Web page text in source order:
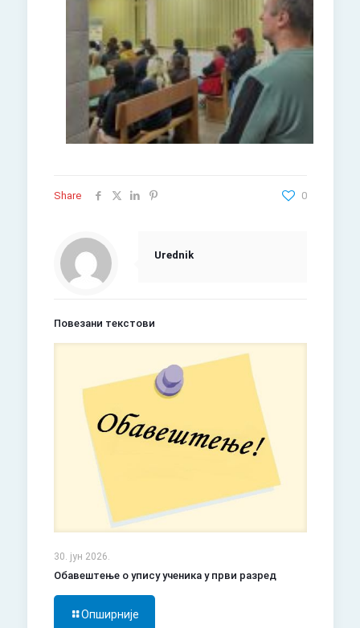
Share 0
Urednik
Повезани текстови
30. јун 2026.
Обавештење о упису ученика у први разред
Опширније